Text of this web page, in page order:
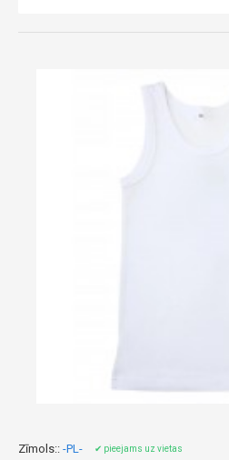
Zīmols:: -PL- ✔ pieejams uz vietas